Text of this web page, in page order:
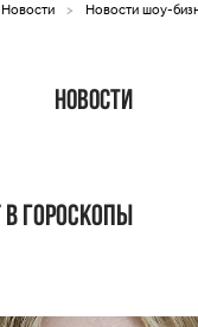
Новости > Новости шоу-
Новости
гороскопы